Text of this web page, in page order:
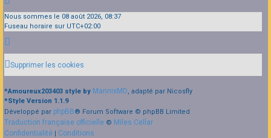
Nous sommes le 08 août 2026, 08:37
Fuseau horaire sur UTC+02:00
Supprimer les cookies
*Amoureux203403 style by MannixMD , adapté par Nicosfly
*Style Version 1.1.9
Développé par phpBB® Forum Software © phpBB Limited
Traduction française officielle © Miles Cellar
Confidentialité | Conditions